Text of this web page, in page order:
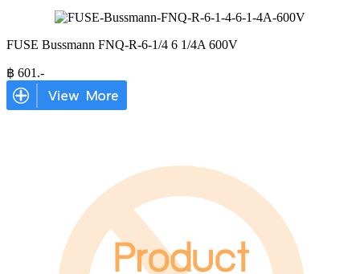
FUSE Bussmann FNQ-R-6-1/4 6 1/4A 600V
฿ 601 .-